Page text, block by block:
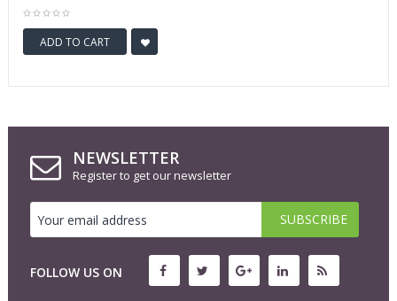
ADD TO CART
NEWSLETTER
Register to get our newsletter
FOLLOW US ON